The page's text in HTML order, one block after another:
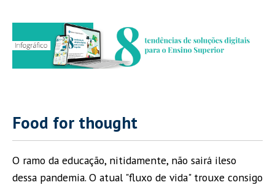
Food for thought
O ramo da educação, nitidamente, não sairá ileso
dessa pandemia. O atual "fluxo de vida" trouxe consigo